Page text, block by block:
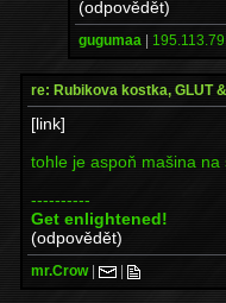
(odpovědět)
gugumaa |
re: Rubikova kostka, GLUT
[link]
tohle je aspoň mašina
----------
Get enlightened!
(odpovědět)
mr.Crow| |